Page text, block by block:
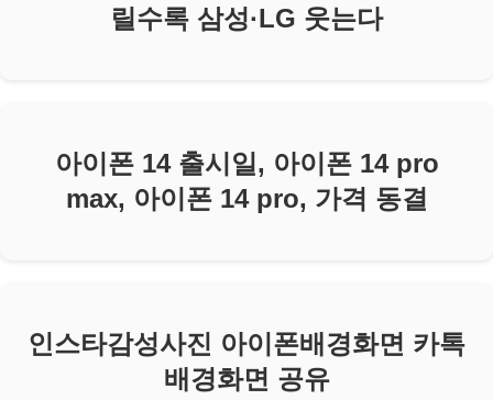
릴수록 삼성·LG 웃는다
아이폰 14 출시일, 아이폰 14 pro
max, 아이폰 14 pro, 가격 동결
인스타감성사진 아이폰배경화면 카톡
배경화면 공유